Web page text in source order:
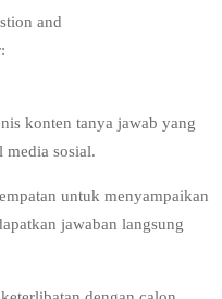
and
konten tanya jawab yang
media sosial.
untuk menyampaikan
jawaban langsung